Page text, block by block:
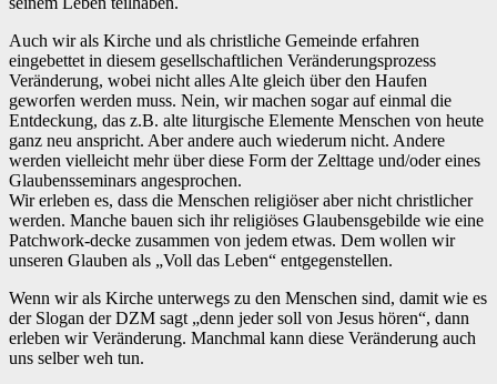
Auch wir als Kirche und als christliche Gemeinde erfahren
eingebettet in diesem gesellschaftlichen Veränderungsprozess
Veränderung, wobei nicht alles Alte gleich über den Haufen
geworfen werden muss. Nein, wir machen sogar auf einmal die
Entdeckung, das z.B. alte liturgische Elemente Menschen von heute
ganz neu anspricht. Aber andere auch wiederum nicht. Andere
werden vielleicht mehr über diese Form der Zelttage und/oder eines
Glaubensseminars angesprochen.
Wir erleben es, dass die Menschen religiöser aber nicht christlicher
werden. Manche bauen sich ihr religiöses Glaubensgebilde wie eine
Patchwork-decke zusammen von jedem etwas. Dem wollen wir
unseren Glauben als „Voll das Leben“ entgegenstellen.
Wenn wir als Kirche unterwegs zu den Menschen sind, damit wie es
der Slogan der DZM sagt „denn jeder soll von Jesus hören“, dann
erleben wir Veränderung. Manchmal kann diese Veränderung auch
uns selber weh tun.